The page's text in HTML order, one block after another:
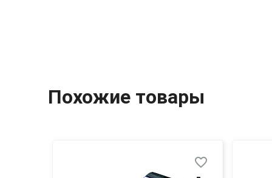
Похожие товары
favorite_border